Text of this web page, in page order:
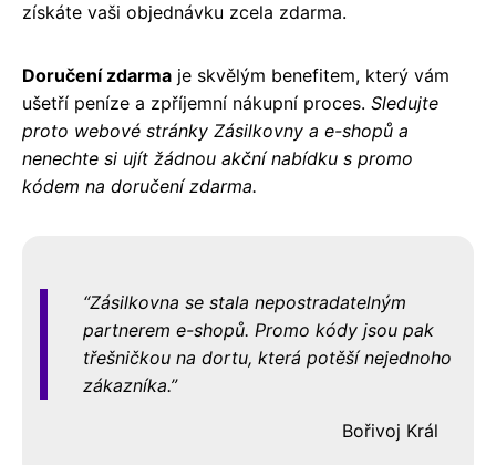
získáte vaši objednávku zcela zdarma.
Doručení zdarma je skvělým benefitem, který vám
ušetří peníze a zpříjemní nákupní proces. Sledujte
proto webové stránky Zásilkovny a e-shopů a
nenechte si ujít žádnou akční nabídku s promo
kódem na doručení zdarma.
Zásilkovna se stala nepostradatelným
partnerem e-shopů. Promo kódy jsou pak
třešničkou na dortu, která potěší nejednoho
zákazníka.
Bořivoj Král